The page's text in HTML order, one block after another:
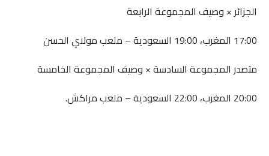
الجزائر × وصيف المجموعة الرابعة
17:00 المغرب، 19:00 السعودية – ملعب مولاي الحسن
متصدر المجموعة السادسة × وصيف المجموعة الخامسة
20:00 المغرب، 22:00 السعودية – ملعب مراكش.